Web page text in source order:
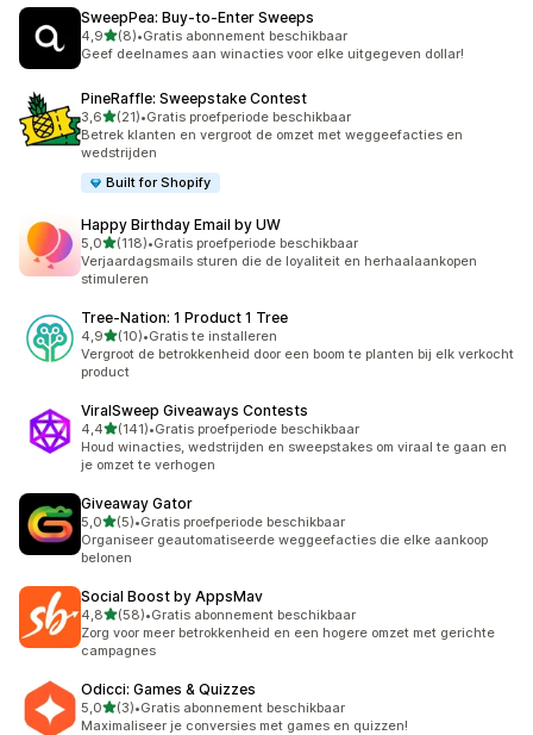
SweepPea: Buy‑to‑Enter Sweeps
4,9van 5 sterren
(8)
8 recensies in totaal
•Gratis abonnement beschikbaar
Geef deelnames aan winacties voor elke uitgegeven dollar!
PineRaffle: Sweepstake Contest
3,6van 5 sterren
(21)
21 recensies in totaal
•Gratis proefperiode beschikbaar
Betrek klanten en vergroot de omzet met weggeefacties en
wedstrijden
Built for Shopify
Happy Birthday Email by UW
5,0van 5 sterren
(118)
118 recensies in totaal
•Gratis proefperiode beschikbaar
Verjaardagsmails sturen die de loyaliteit en herhaalaankopen
stimuleren
Tree‑Nation: 1 Product 1 Tree
4,9van 5 sterren
(10)
10 recensies in totaal
•Gratis te installeren
Vergroot de betrokkenheid door een boom te planten bij elk verkocht
product
ViralSweep Giveaways Contests
4,4van 5 sterren
(141)
141 recensies in totaal
•Gratis proefperiode beschikbaar
Houd winacties, wedstrijden en sweepstakes om viraal te gaan en
je omzet te verhogen
Giveaway Gator
5,0van 5 sterren
(5)
5 recensies in totaal
•Gratis proefperiode beschikbaar
Organiseer geautomatiseerde weggeefacties die elke aankoop
belonen
Social Boost by AppsMav
4,8van 5 sterren
(58)
58 recensies in totaal
•Gratis abonnement beschikbaar
Zorg voor meer betrokkenheid en een hogere omzet met gerichte
campagnes
Odicci: Games & Quizzes
5,0van 5 sterren
(3)
3 recensies in totaal
•Gratis abonnement beschikbaar
Maximaliseer je conversies met games en quizzen!